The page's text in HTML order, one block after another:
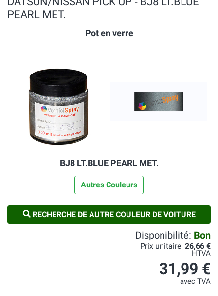
PEARL MET.
Pot en verre
BJ8 LT.BLUE PEARL MET.
Autres Couleurs
RECHERCHE DE AUTRE COULEUR DE VOITURE
Disponibilité: Bon
Prix unitaire: 26,66 €
HTVA
31,99 €
avec TVA